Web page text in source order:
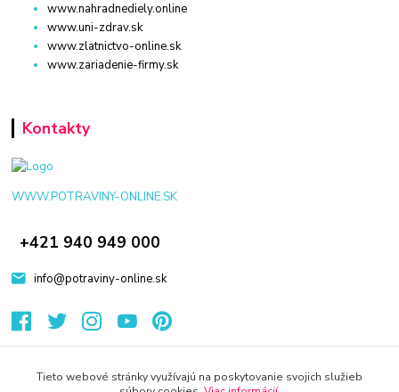
www.nahradnediely.online
www.uni-zdrav.sk
www.zlatnictvo-online.sk
www.zariadenie-firmy.sk
Kontakty
WWW.POTRAVINY-ONLINE.SK
+421 940 949 000
info@potraviny-online.sk
Tieto webové stránky využívajú na poskytovanie svojich služieb